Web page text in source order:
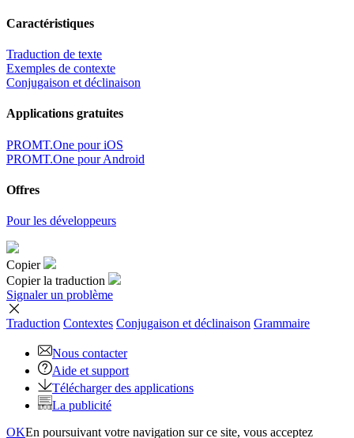
Caractéristiques
Traduction de texte
Exemples de contexte
Conjugaison et déclinaison
Applications gratuites
PROMT.One pour iOS
PROMT.One pour Android
Offres
Pour les développeurs
Copier
Copier la traduction
Signaler un problème
Traduction Contextes Conjugaison et déclinaison Grammaire
Nous contacter
Aide et support
Télécharger des applications
La publicité
OKEn poursuivant votre navigation sur ce site, vous acceptez